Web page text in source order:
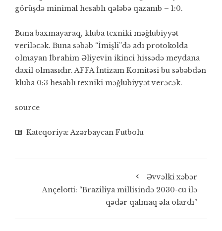
görüşdə minimal hesablı qələbə qazanıb – 1:0.
Buna baxmayaraq, kluba texniki məğlubiyyət
veriləcək. Buna səbəb “İmişli”də adı protokolda
olmayan İbrahim Əliyevin ikinci hissədə meydana
daxil olmasıdır. AFFA İntizam Komitəsi bu səbəbdən
kluba 0:3 hesablı texniki məğlubiyyət verəcək.
source
Kateqoriya:Azərbaycan Futbolu
Əvvəlki xəbər
Ançelotti: “Braziliya millisində 2030-cu ilə
qədər qalmaq əla olardı”